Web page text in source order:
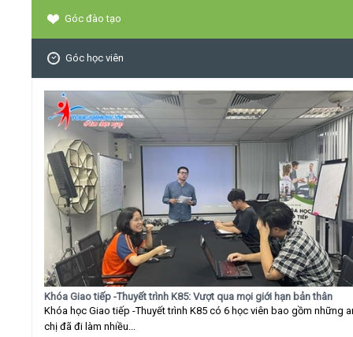
Góc đào tạo
Góc học viên
Khóa Giao tiếp -Thuyết trình K85: Vượt qua mọi giới hạn bản thân
Khóa học Giao tiếp -Thuyết trình K85 có 6 học viên bao gồm những
chị đã đi làm nhiều...